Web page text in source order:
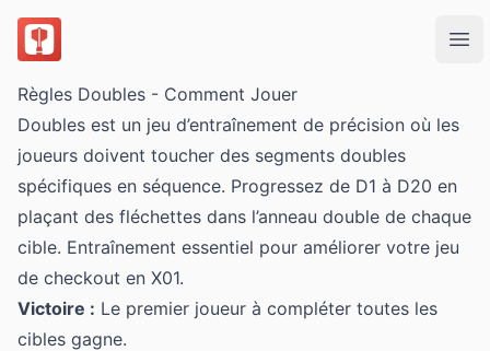
DartsOn
Règles Doubles - Comment Jouer
Doubles est un jeu d’entraînement de précision où les
joueurs doivent toucher des segments doubles
spécifiques en séquence. Progressez de D1 à D20 en
plaçant des fléchettes dans l’anneau double de chaque
cible. Entraînement essentiel pour améliorer votre jeu
de checkout en X01.
Victoire : Le premier joueur à compléter toutes les
cibles gagne.